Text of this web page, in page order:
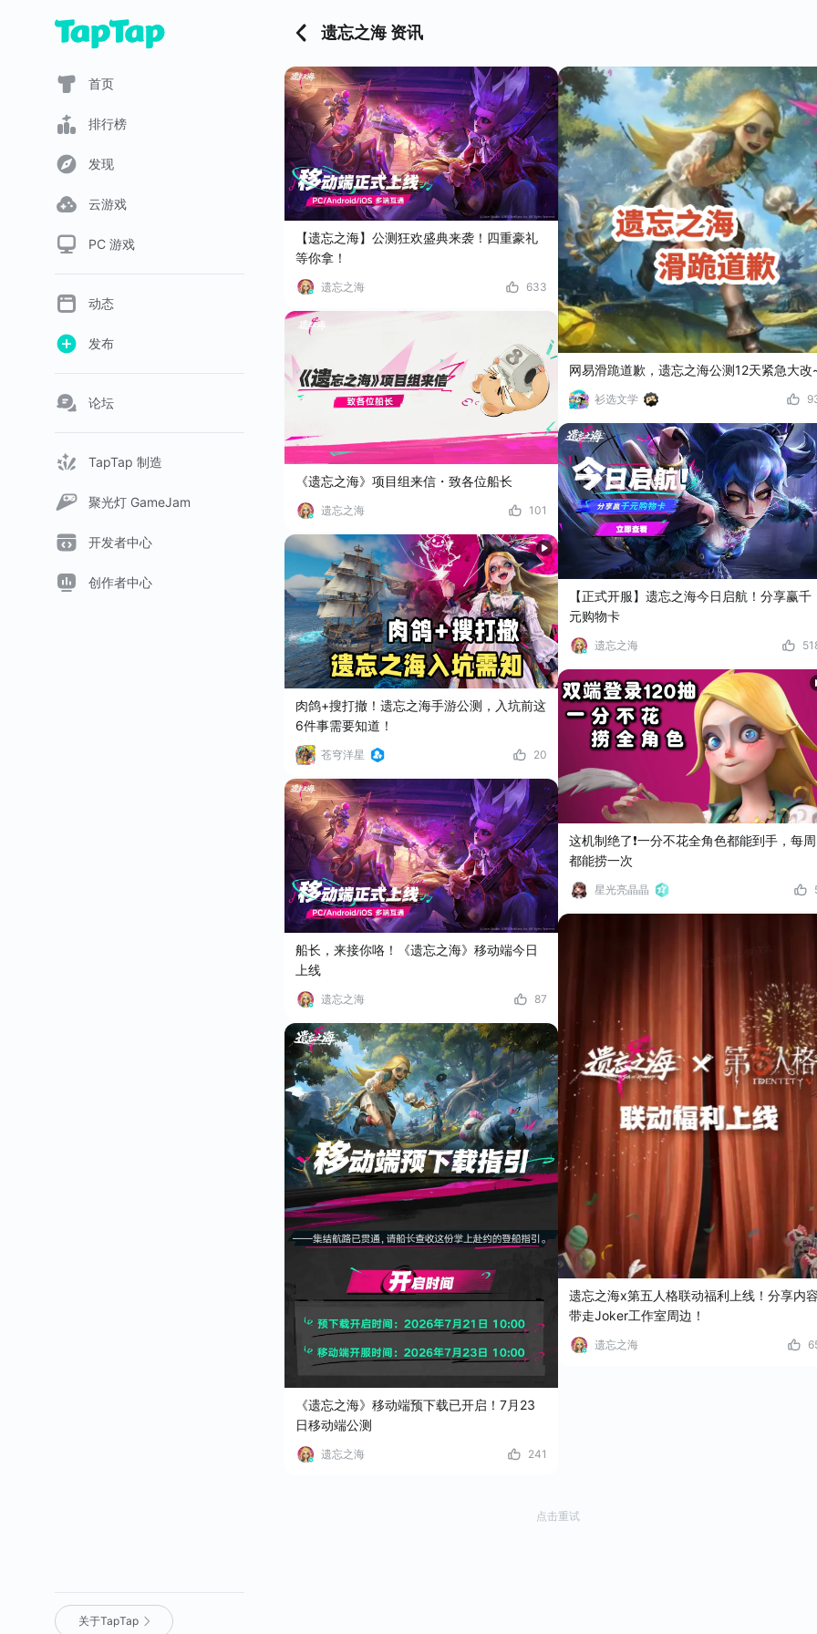
首页
排行榜
发现
云游戏
PC 游戏
动态
发布
论坛
TapTap 制造
聚光灯 GameJam
开发者中心
创作者中心
关于TapTap
遗忘之海 资讯
【遗忘之海】公测狂欢盛典来袭！四重豪礼
等你拿！
遗忘之海 633
《遗忘之海》项目组来信・致各位船长
遗忘之海 101
肉鸽+搜打撤！遗忘之海手游公测，入坑前这
6件事需要知道！
苍穹洋星 20
船长，来接你咯！《遗忘之海》移动端今日
上线
遗忘之海 87
《遗忘之海》移动端预下载已开启！7月23
日移动端公测
遗忘之海 241
网易滑跪道歉，遗忘之海公测12天紧急大改
衫选文学
【正式开服】遗忘之海今日启航！分享赢千
元购物卡
遗忘之海
这机制绝了❗一分不花全角色都能到手，每周
都能捞一次
星光亮晶晶
遗忘之海x第五人格联动福利上线！分享内
带走Joker工作室周边！
遗忘之海
点击重试